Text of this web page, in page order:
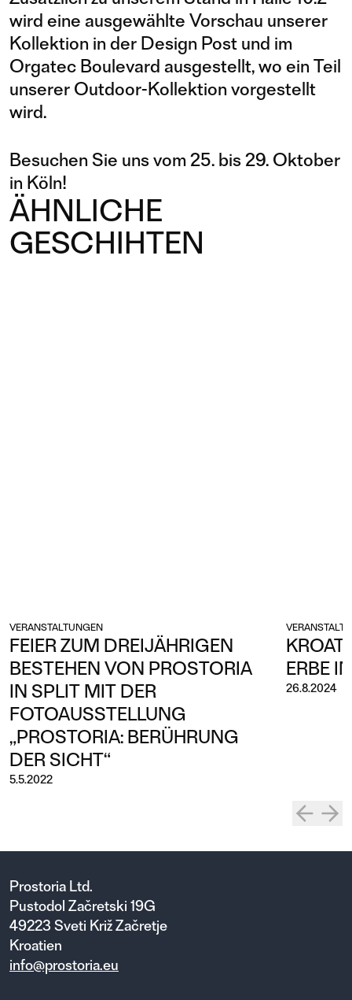
wird eine ausgewählte Vorschau unserer
Kollektion in der Design Post und im
Orgatec Boulevard ausgestellt, wo ein Teil
unserer Outdoor-Kollektion vorgestellt
wird.
Besuchen Sie uns vom 25. bis 29. Oktober
in Köln!
ÄHNLICHE
GESCHIHTEN
VERANSTALTUNGEN
FEIER ZUM DREIJÄHRIGEN
BESTEHEN VON PROSTORIA
IN SPLIT MIT DER
FOTOAUSSTELLUNG
„PROSTORIA: BERÜHRUNG
DER SICHT“
5.5.2022
ERBE
26.8.2024
Prostoria Ltd.
Pustodol Začretski 19G
49223 Sveti Križ Začretje
Kroatien
info@prostoria.eu